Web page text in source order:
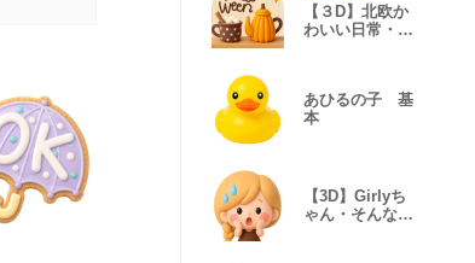
【３D】北欧か
わいい日常・ハ
あひるの子 基
本
【3D】Girlyち
ゃん・そんな時